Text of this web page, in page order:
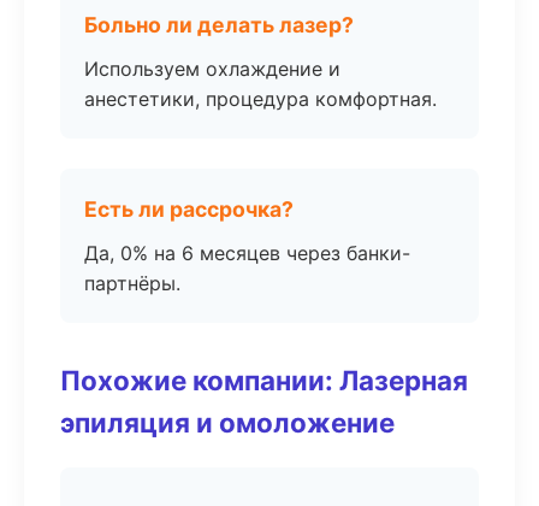
Больно ли делать лазер?
Используем охлаждение и
анестетики, процедура комфортная.
Есть ли рассрочка?
Да, 0% на 6 месяцев через банки-
партнёры.
Похожие компании: Лазерная
эпиляция и омоложение